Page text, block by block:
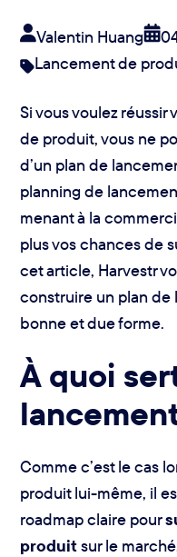
Valentin Huang
Lancement de
Si vous voulez
de produit, vous ne
d’un plan de
planning de
menant à la
plus vos chances de
cet article, Harvestr
construire un plan
bonne et due forme.
À quoi
Comme c’est le cas
produit lui-même, il
roadmap claire pour
produitsur le